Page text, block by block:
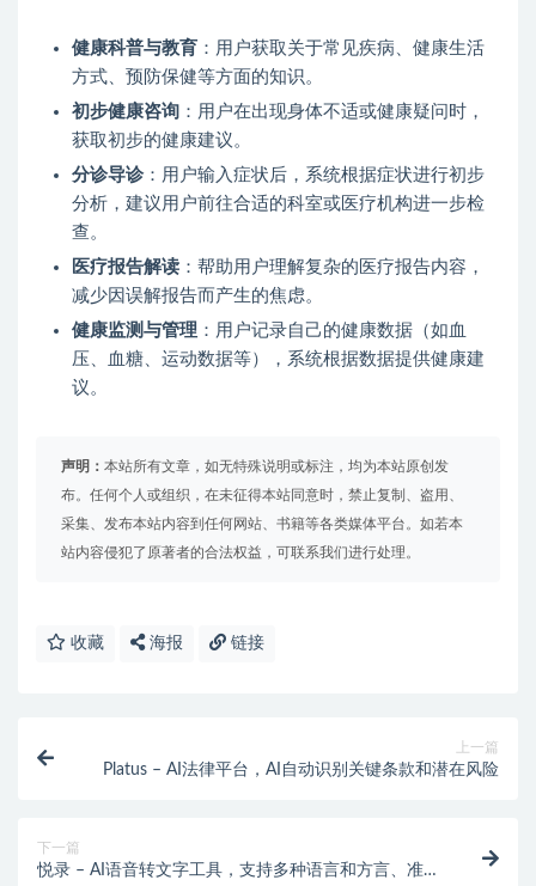
健康科普与教育 ：用户获取关于常见疾病、健康生活
方式、预防保健等方面的知识。
初步健康咨询 ：用户在出现身体不适或健康疑问时，
获取初步的健康建议。
分诊导诊：用户输入症状后，系统根据症状进行初步
分析，建议用户前往合适的科室或医疗机构进一步检
查。
医疗报告解读 ：帮助用户理解复杂的医疗报告内容，
减少因误解报告而产生的焦虑。
健康监测与管理 ：用户记录自己的健康数据（如血
压、血糖、运动数据等），系统根据数据提供健康建
议。
声明： 本站所有文章，如无特殊说明或标注，均为本站原创发
布。任何个人或组织，在未征得本站同意时，禁止复制、盗用、
采集、发布本站内容到任何网站、书籍等各类媒体平台。如若本
站内容侵犯了原著者的合法权益，可联系我们进行处理。
收藏 海报 链接
上一篇
Platus – AI法律平台，AI自动识别关键条款和潜在风险
下一篇
悦录 – AI语音转文字工具，支持多种语言和方言、准确